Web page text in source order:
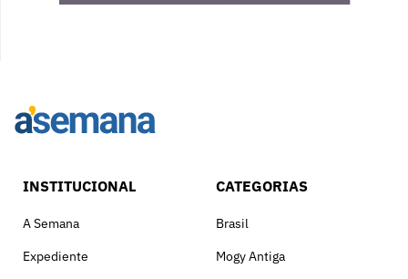
INSTITUCIONAL
A Semana
Expediente
CATEGORIAS
Brasil
Mogy Antiga